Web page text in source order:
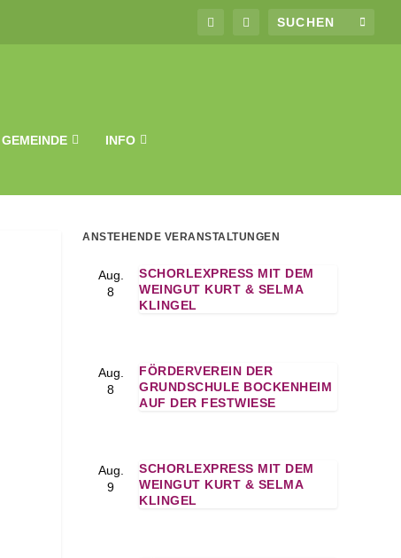
GEMEINDE INFO
ANSTEHENDE VERANSTALTUNGEN
Aug.
8
SCHORLEXPRESS MIT DEM
WEINGUT KURT & SELMA
KLINGEL
Aug.
8
FÖRDERVEREIN DER
GRUNDSCHULE BOCKENHEIM
AUF DER FESTWIESE
Aug.
9
SCHORLEXPRESS MIT DEM
WEINGUT KURT & SELMA
KLINGEL